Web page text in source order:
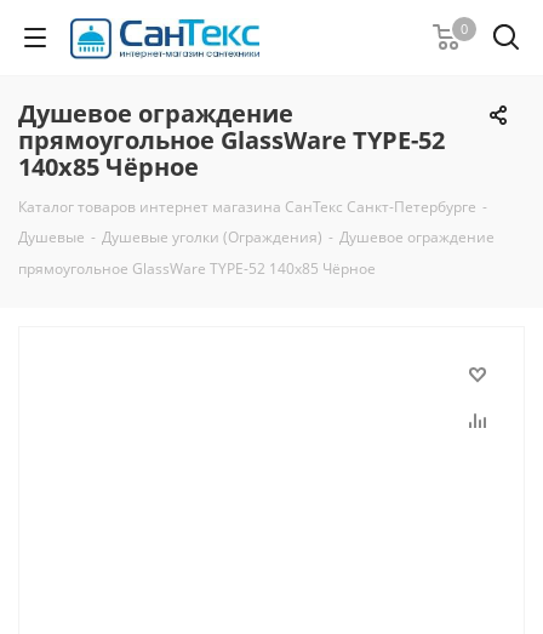
0
Душевое ограждение
прямоугольное GlassWare TYPE-52
140x85 Чёрное
Каталог товаров интернет магазина СанТекс Санкт-Петербурге -
Душевые - Душевые уголки (Ограждения) - Душевое ограждение
прямоугольное GlassWare TYPE-52 140x85 Чёрное